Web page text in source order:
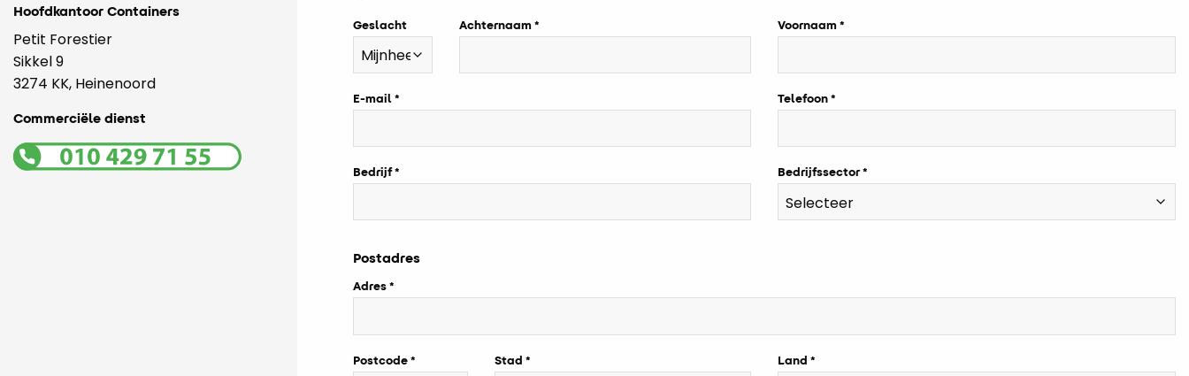
Hoofdkantoor Containers
Petit Forestier
Sikkel 9
3274 KK, Heinenoord
Commerciële dienst
Geslacht Achternaam Voornaam
E-mail Telefoon
Bedrijf Bedrijfssector
Postadres
Adres
Postcode Stad Land